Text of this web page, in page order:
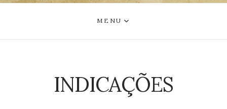
MENU
INDICAÇÕES